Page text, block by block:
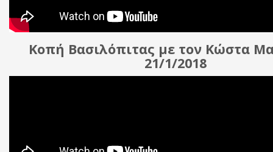
Κοπή Βασιλόπιτας με τον Κώστα
21/1/2018